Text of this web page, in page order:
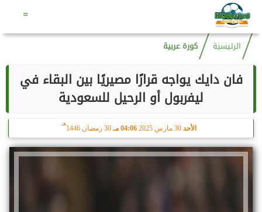
=
الرئيسية كورة عربية
فان دايك يواجه قرارًا مصيريًا بين البقاء في
ليفربول أو الرحيل للسعودية
الأحد 30 مارس 2025 04:06 مـ 30 رمضان 1446
هـ